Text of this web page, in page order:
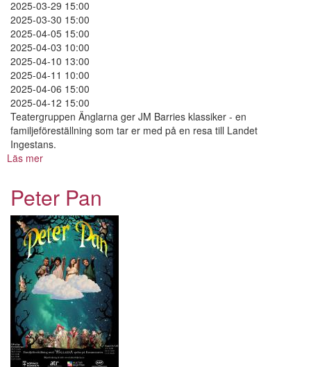
2025-03-29 15:00
2025-03-30 15:00
2025-04-05 15:00
2025-04-03 10:00
2025-04-10 13:00
2025-04-11 10:00
2025-04-06 15:00
2025-04-12 15:00
Teatergruppen Änglarna ger JM Barries klassiker - en
familjeföreställning som tar er med på en resa till Landet
Ingestans.
Läs mer
Peter Pan